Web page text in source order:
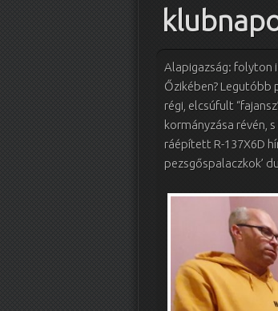
Alapigazság: folyton
Őzikében? Legutóbb
régi, elcsúfult
kormányzása révén,
ráépített R-137X6D
pezsgőspalaczkok’